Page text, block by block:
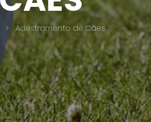
> Adestramento de Cães